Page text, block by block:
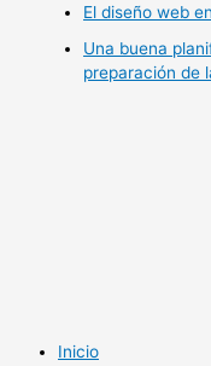
El diseño web
Una buena
preparación de
Inicio